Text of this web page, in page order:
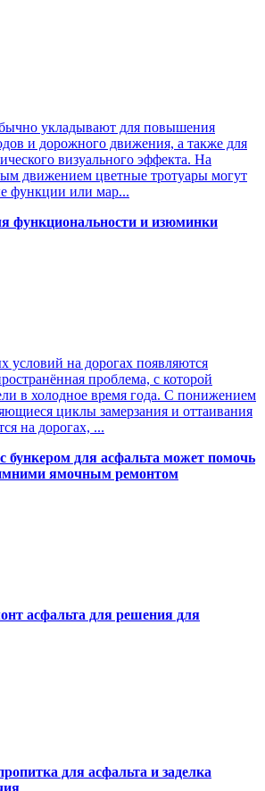
укладывают для повышения
и дорожного движения, а также для
визуального эффекта. На
движением цветные тротуары могут
функции или мар...
функциональности и изюминки
условий на дорогах появляются
проблема, с которой
в холодное время года. С понижением
циклы замерзания и оттаивания
на дорогах, ...
бункером для асфальта может помочь
ямочным ремонтом
асфальта для решения для
для асфальта и заделка